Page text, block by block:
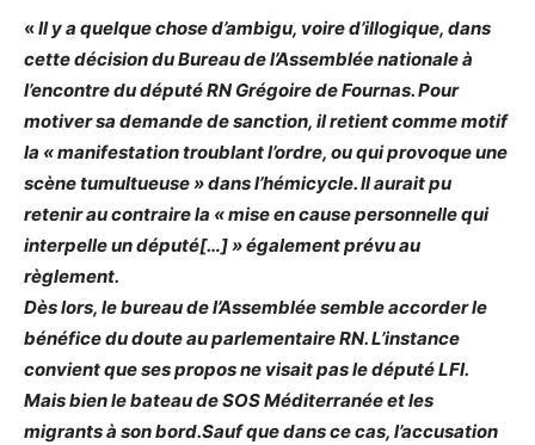
«Il y a quelque chose d’ambigu, voire d’illogique, dans
cette décision du Bureau de l’Assemblée nationale à
l’encontre du député RN Grégoire de Fournas. Pour
motiver sa demande de sanction, il retient comme motif
la « manifestation troublant l’ordre, ou qui provoque une
scène tumultueuse » dans l’hémicycle. Il aurait pu
retenir au contraire la « mise en cause personnelle qui
interpelle un député[…] » également prévu au
règlement.
Dès lors, le bureau de l’Assemblée semble accorder le
bénéfice du doute au parlementaire RN. L’instance
convient que ses propos ne visait pas le député LFI.
Mais bien le bateau de SOS Méditerranée et les
migrants à son bord.Sauf que dans ce cas, l’accusation